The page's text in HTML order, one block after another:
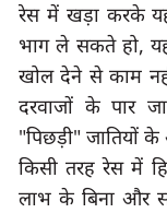
रेस में खड़ा करके
भाग ले सकते हो,
खोल देने से काम
दरवाजों के पार
"पिछड़ी" जातियों
किसी तरह रेस में
लाभ के बिना और